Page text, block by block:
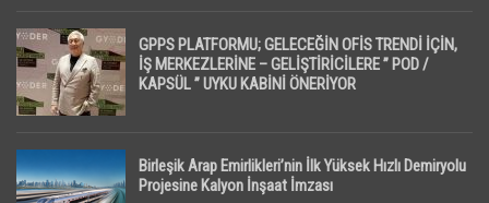
GPPS PLATFORMU; GELECEĞİN OFİS TRENDİ İÇİN,
İŞ MERKEZLERİNE – GELİŞTİRİCİLERE ” POD /
KAPSÜL ” UYKU KABİNİ ÖNERİYOR
Birleşik Arap Emirlikleri’nin İlk Yüksek Hızlı Demiryolu
Projesine Kalyon İnşaat İmzası